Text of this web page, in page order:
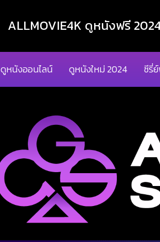
ALLMOVIE4K ดูหนังฟรี
ดูหนังออนไลน์ ดูหนังใหม่ 2024 ซีรี่